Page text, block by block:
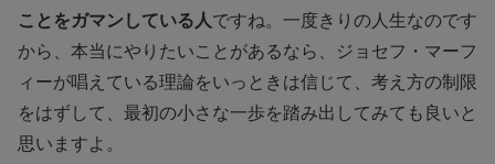
ことをガマンしている人ですね。一度きりの人生なのです
から、本当にやりたいことがあるなら、ジョセフ・マーフ
ィーが唱えている理論をいっときは信じて、考え方の制限
をはずして、最初の小さな一歩を踏み出してみても良いと
思いますよ。